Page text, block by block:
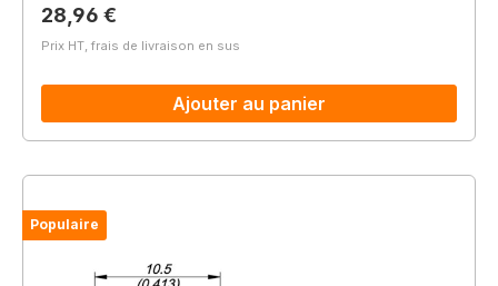
Prix régulier :
28,96 €
Prix HT, frais de livraison en sus
Ajouter au panier
Populaire